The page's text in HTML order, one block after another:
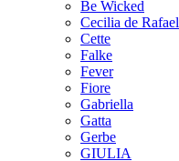
Be Wicked
Cecilia de Rafael
Cette
Falke
Fever
Fiore
Gabriella
Gatta
Gerbe
GIULIA